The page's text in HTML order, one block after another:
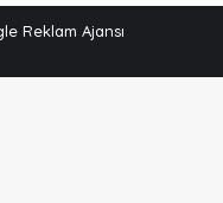
Reklam Ajansı